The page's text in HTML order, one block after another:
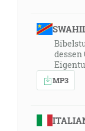
dessen
MP3